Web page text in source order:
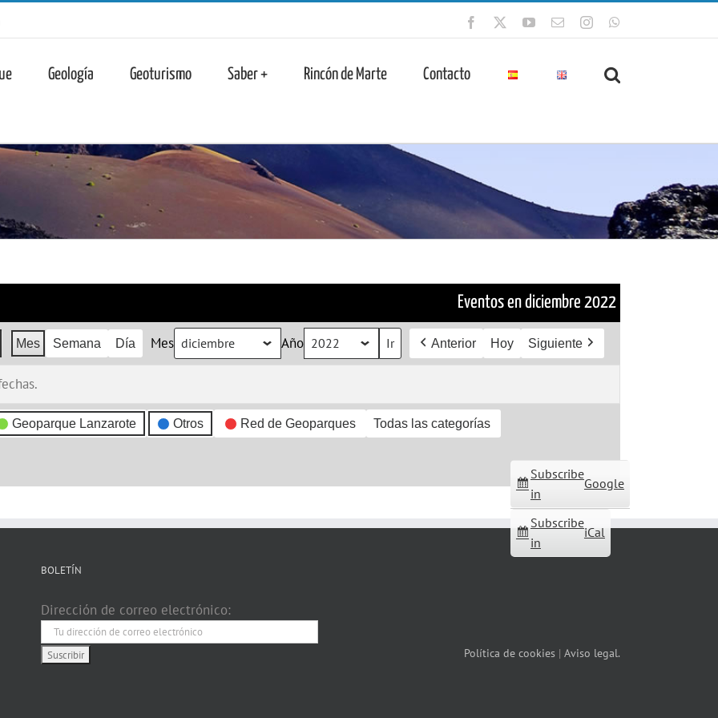
Facebook YouTube
CorreoInstagram
Geología Geoturismo Saber + Rincón de Marte Contacto
Eventos en diciembre 2022
Mes Semana Día Mes Año Anterior Hoy Siguiente
Geoparque Lanzarote Otros Red de Geoparques Todas las categorías
Subscribe
in
Google
Subscribe
in
iCal
BOLETÍN
Dirección de correo electrónico:
Política de cookies | Aviso legal.